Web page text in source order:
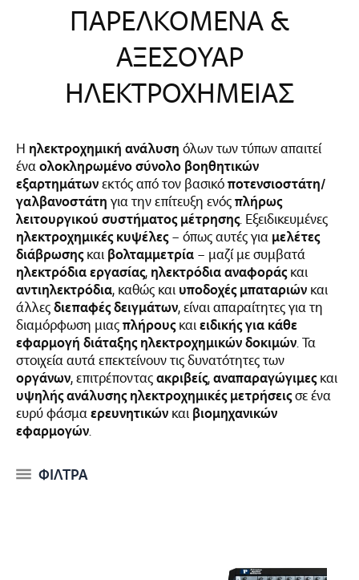
ΠΑΡΕΛΚΌΜΕΝΑ &
AΞΕΣΟΥΆΡ
HΛΕΚΤΡΟΧΗΜΕΊΑΣ
Η ηλεκτροχημική ανάλυση όλων των τύπων απαιτεί
ένα ολοκληρωμένο σύνολο βοηθητικών
εξαρτημάτωνεκτός από τον βασικόποτενσιοστάτη/
γαλβανοστάτη για την επίτευξη ενόςπλήρως
λειτουργικού συστήματος μέτρησης . Εξειδικευμένες
ηλεκτροχημικές κυψέλες – όπως αυτές για μελέτες
διάβρωσης και βολταμμετρία – μαζί με συμβατά
ηλεκτρόδια εργασίας, ηλεκτρόδια αναφοράς και
αντιηλεκτρόδια, καθώς και υποδοχές μπαταριών και
άλλεςδιεπαφές δειγμάτων, είναι απαραίτητες για τη
διαμόρφωση μιαςπλήρους και ειδικής για κάθε
εφαρμογή διάταξης ηλεκτροχημικών δοκιμών . Τα
στοιχεία αυτά επεκτείνουν τις δυνατότητες των
οργάνων, επιτρέπονταςακριβείς,αναπαραγώγιμες και
υψηλής ανάλυσης ηλεκτροχημικές μετρήσειςσε ένα
ευρύ φάσμα ερευνητικών και βιομηχανικών
εφαρμογών
ΦΙΛΤΡΑ